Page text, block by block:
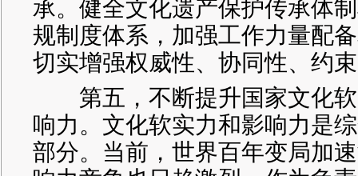
承。健全文化遗产保护传承体
规制度体系，加强工作力量配
切实增强权威性、协同性、约
第五，不断提升国家文化软
响力。文化软实力和影响力是
部分。当前，世界百年变局加